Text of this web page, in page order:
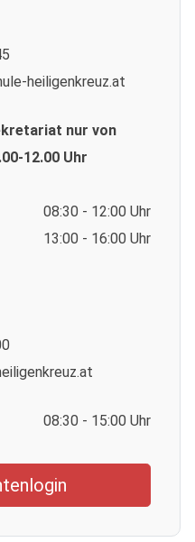
heiligenkreuz.at
nur von
12.00 Uhr
08:30 - 12:00 Uhr
13:00 - 16:00 Uhr
08:30 - 15:00 Uhr